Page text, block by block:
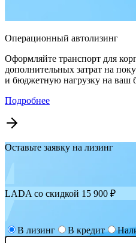
Операционный автолизинг
Оформляйте транспорт для
дополнительных затрат на
и бюджетную нагрузку на ваш
Подробнее
Оставьте заявку на лизинг
LADA со скидкой 15 900 ₽
В лизинг В кредит